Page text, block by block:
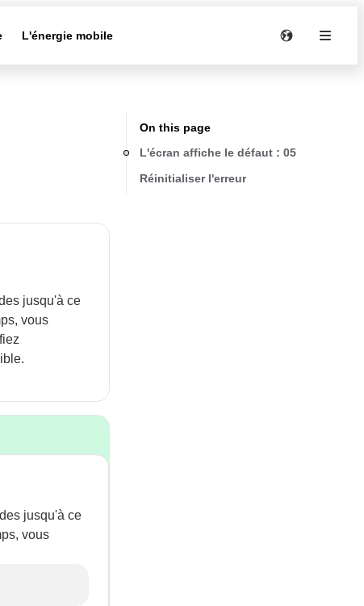
L'énergie mobile
jusqu'à ce
vous
jusqu'à ce
vous
On this page
L'écran affiche le défaut : 05
Réinitialiser l'erreur